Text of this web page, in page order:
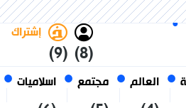
العالم مجتمع اسلاميات
(8)
إشتراك
(9)
الجزائر